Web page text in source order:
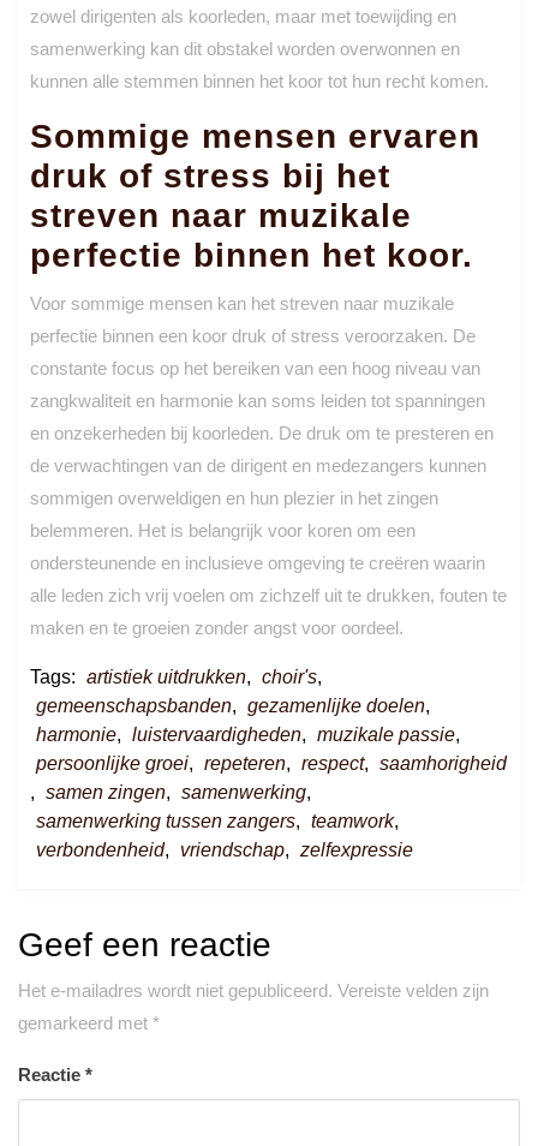
zowel dirigenten als koorleden, maar met toewijding en
samenwerking kan dit obstakel worden overwonnen en
kunnen alle stemmen binnen het koor tot hun recht komen.
Sommige mensen ervaren
druk of stress bij het
streven naar muzikale
perfectie binnen het koor.
Voor sommige mensen kan het streven naar muzikale
perfectie binnen een koor druk of stress veroorzaken. De
constante focus op het bereiken van een hoog niveau van
zangkwaliteit en harmonie kan soms leiden tot spanningen
en onzekerheden bij koorleden. De druk om te presteren en
de verwachtingen van de dirigent en medezangers kunnen
sommigen overweldigen en hun plezier in het zingen
belemmeren. Het is belangrijk voor koren om een
ondersteunende en inclusieve omgeving te creëren waarin
alle leden zich vrij voelen om zichzelf uit te drukken, fouten te
maken en te groeien zonder angst voor oordeel.
Tags: artistiek uitdrukken, choir's,
gemeenschapsbanden, gezamenlijke doelen,
harmonie, luistervaardigheden, muzikale passie,
persoonlijke groei, repeteren, respect, saamhorigheid
, samen zingen, samenwerking,
samenwerking tussen zangers, teamwork,
verbondenheid, vriendschap, zelfexpressie
Geef een reactie
Het e-mailadres wordt niet gepubliceerd. Vereiste velden zijn
gemarkeerd met *
Reactie *